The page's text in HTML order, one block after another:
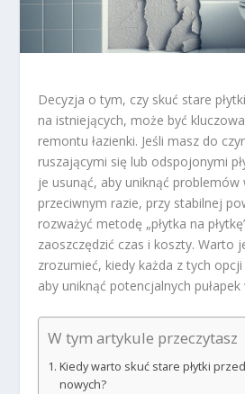
Decyzja o tym, czy skuć stare
na istniejących, może być
remontu łazienki. Jeśli masz do
ruszającymi się lub odspojonymi
je usunąć, aby uniknąć problemów
przeciwnym razie, przy stabilnej
rozważyć metodę „płytka na
zaoszczędzić czas i koszty. Warto
zrozumieć, kiedy każda z tych
aby uniknąć potencjalnych
W tym artykule przeczytasz
Kiedy warto skuć stare płytki
nowych?